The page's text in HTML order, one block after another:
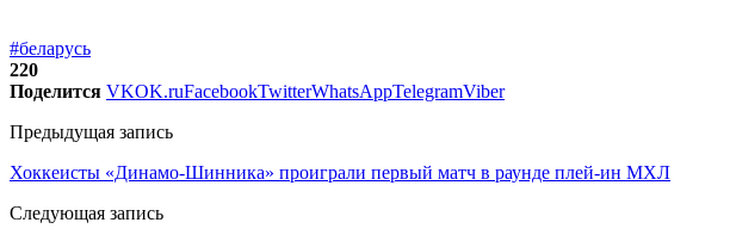
#беларусь
220
Поделится VKOK.ruFacebookTwitterWhatsAppTelegramViber
Предыдущая запись
Хоккеисты «Динамо-Шинника» проиграли первый матч в раунде плей-ин МХЛ
Следующая запись